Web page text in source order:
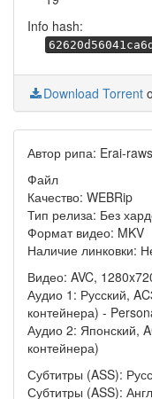
Info hash:
Download Torrent
Автор рипа: Erai-raws
Файл
Качество: WEBRip
Тип релиза: Без
Формат видео: MKV
Наличие линковки:
Видео: AVC,
Аудио 1: Русский,
контейнера) -
Аудио 2: Японский,
контейнера)
Субтитры (ASS):
Субтитры (ASS):